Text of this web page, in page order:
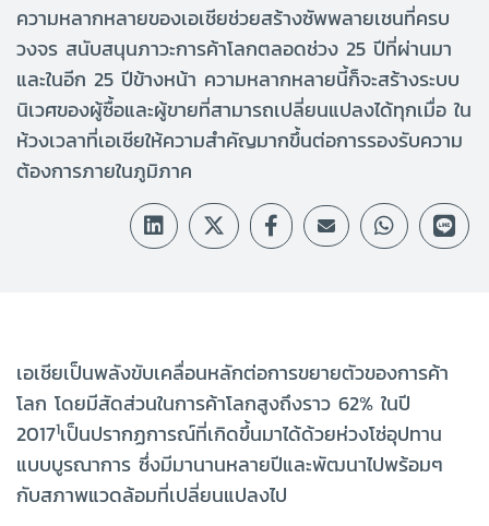
ความหลากหลายของเอเชียช่วยสร้างซัพพลายเชนที่ครบ
วงจร สนับสนุนภาวะการค้าโลกตลอดช่วง 25 ปีที่ผ่านมา
และในอีก 25 ปีข้างหน้า ความหลากหลายนี้ก็จะสร้างระบบ
นิเวศของผู้ซื้อและผู้ขายที่สามารถเปลี่ยนแปลงได้ทุกเมื่อ ใน
ห้วงเวลาที่เอเชียให้ความสำคัญมากขึ้นต่อการรองรับความ
ต้องการภายในภูมิภาค
เอเชียเป็นพลังขับเคลื่อนหลักต่อการขยายตัวของการค้า
โลก โดยมีสัดส่วนในการค้าโลกสูงถึงราว 62% ในปี
20171เป็นปรากฏการณ์ที่เกิดขึ้นมาได้ด้วยห่วงโซ่อุปทาน
แบบบูรณาการ ซึ่งมีมานานหลายปีและพัฒนาไปพร้อมๆ
กับสภาพแวดล้อมที่เปลี่ยนแปลงไป